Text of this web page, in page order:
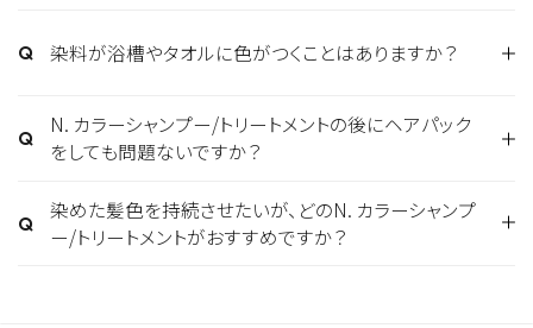
ます。
染料が浴槽やタオルに色がつくことはありますか？
浴槽や洗面台、皮膚、タオルなどにつく色が定着して落
ちにくい場合がありますので、髪以外につかないようご
ください。
N. カラーシャンプー/トリートメントの後にヘアパック
をしても問題ないですか？
差し支えございません。
染めた髪色を持続させたいが、どのN. カラーシャンプ
ー/トリートメントがおすすめですか？
下記をご参考ください。
紫・・・あまり色味を入れないハイトーンカラーに使用
シルバー・・・寒色系のハイトーンカラーをサポートしま
す。